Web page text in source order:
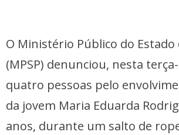
O Ministério Público do Estado
(MPSP) denunciou, nesta
quatro pessoas pelo
da jovem Maria Eduarda
anos, durante um salto de